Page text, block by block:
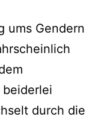
ums Gendern
beiderlei
durch die